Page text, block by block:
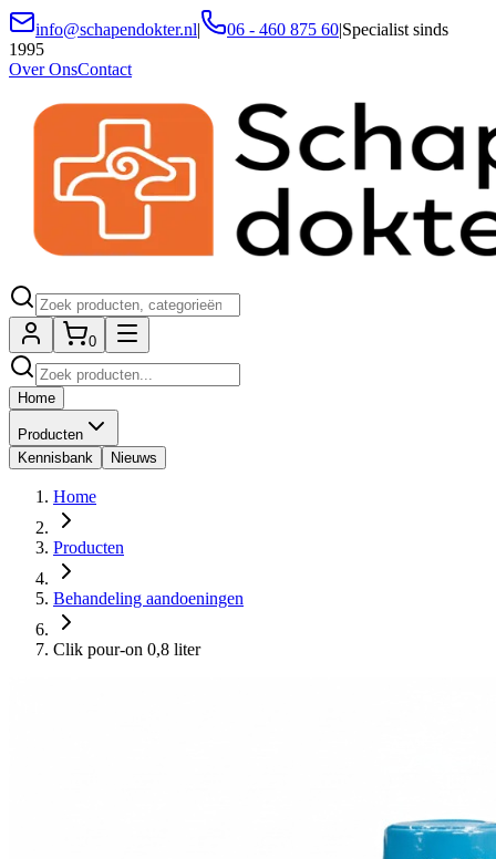
info@schapendokter.nl| 06 - 460 875 60|Specialist sinds
1995
Over OnsContact
0
Home
Producten
Kennisbank
Nieuws
Home
Producten
Behandeling aandoeningen
Clik pour-on 0,8 liter